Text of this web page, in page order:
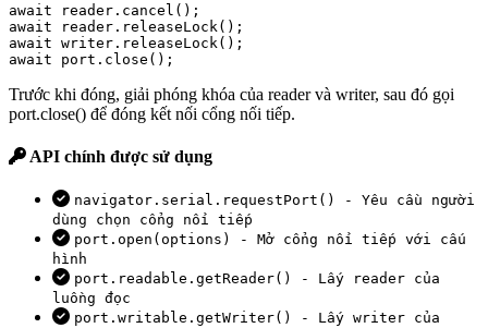
await reader.cancel();
await reader.releaseLock();
await writer.releaseLock();
await port.close();
Trước khi đóng, giải phóng khóa của reader và writer, sau đó gọi
port.close() để đóng kết nối cổng nối tiếp.
API chính được sử dụng
navigator.serial.requestPort() - Yêu cầu người
dùng chọn cổng nối tiếp
port.open(options) - Mở cổng nối tiếp với cấu
hình
port.readable.getReader() - Lấy reader của
luồng đọc
port.writable.getWriter() - Lấy writer của